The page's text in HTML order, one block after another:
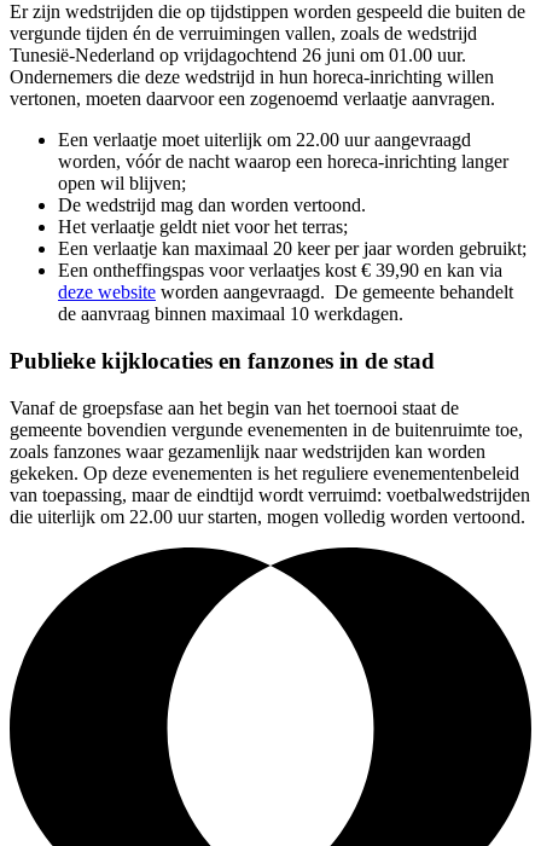
Er zijn wedstrijden die op tijdstippen worden gespeeld die buiten de
vergunde tijden én de verruimingen vallen, zoals de wedstrijd
Tunesië-Nederland op vrijdagochtend 26 juni om 01.00 uur.
Ondernemers die deze wedstrijd in hun horeca-inrichting willen
vertonen, moeten daarvoor een zogenoemd verlaatje aanvragen.
Een verlaatje moet uiterlijk om 22.00 uur aangevraagd
worden, vóór de nacht waarop een horeca-inrichting langer
open wil blijven;
De wedstrijd mag dan worden vertoond.
Het verlaatje geldt niet voor het terras;
Een verlaatje kan maximaal 20 keer per jaar worden gebruikt;
Een ontheffingspas voor verlaatjes kost € 39,90 en kan via
deze website worden aangevraagd. De gemeente behandelt
de aanvraag binnen maximaal 10 werkdagen.
Publieke kijklocaties en fanzones in de stad
Vanaf de groepsfase aan het begin van het toernooi staat de
gemeente bovendien vergunde evenementen in de buitenruimte toe,
zoals fanzones waar gezamenlijk naar wedstrijden kan worden
gekeken. Op deze evenementen is het reguliere evenementenbeleid
van toepassing, maar de eindtijd wordt verruimd: voetbalwedstrijden
die uiterlijk om 22.00 uur starten, mogen volledig worden vertoond.